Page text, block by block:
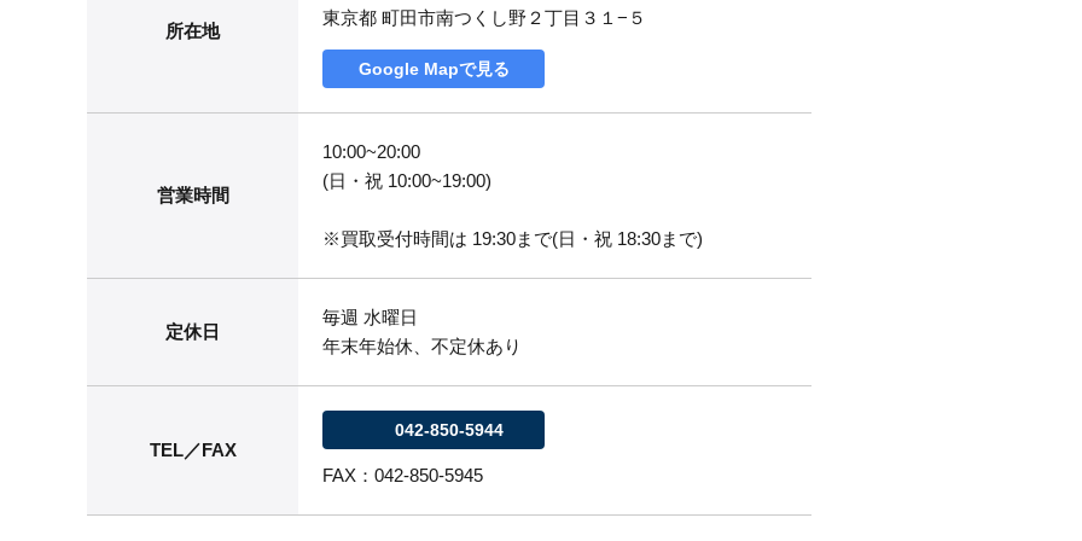
所在地
東京都 町田市南つくし野２丁目３１−５
Google Mapで見る
営業時間
10:00~20:00
(日・祝 10:00~19:00)
※買取受付時間は 19:30まで(日・祝 18:30まで)
定休日
毎週 水曜日
年末年始休、不定休あり
TEL／FAX
042-850-5944
FAX：042-850-5945